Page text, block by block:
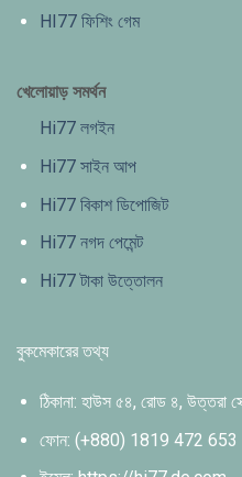
HI77 ফিশিং গেম
খেলোয়াড় সমর্থন
Hi77 লগইন
Hi77 সাইন আপ
Hi77 বিকাশ ডিপোজিট
Hi77 নগদ পেমেন্ট
Hi77 টাকা উত্তোলন
বুকমেকারের তথ্য
ঠিকানা: হাউস ৫৪, রোড ৪, উত্তরা
ফোন: (+880) 1819 472 653